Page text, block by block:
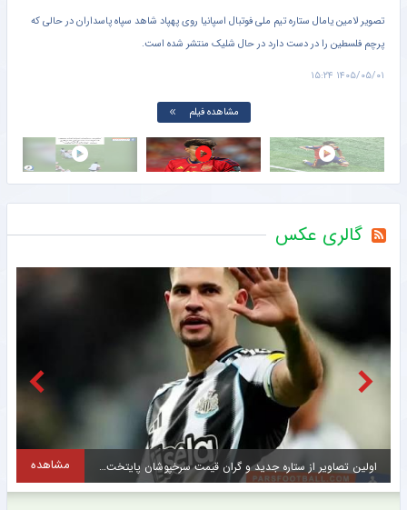
تصویر لامین یامال ستاره تیم ملی فوتبال اسپانیا روی پهپاد شاهد سپاه پاسداران در حالی که
پرچم فلسطین را در دست دارد در حال شلیک منتشر شده است.
۱۴۰۵/۰۵/۰۱ ۱۵:۲۴
مشاهده فیلم
گالری عکس
اولین تصاویر از ستاره جدید و گران قیمت سرخپوشان پایتخت + عکس مشاهده